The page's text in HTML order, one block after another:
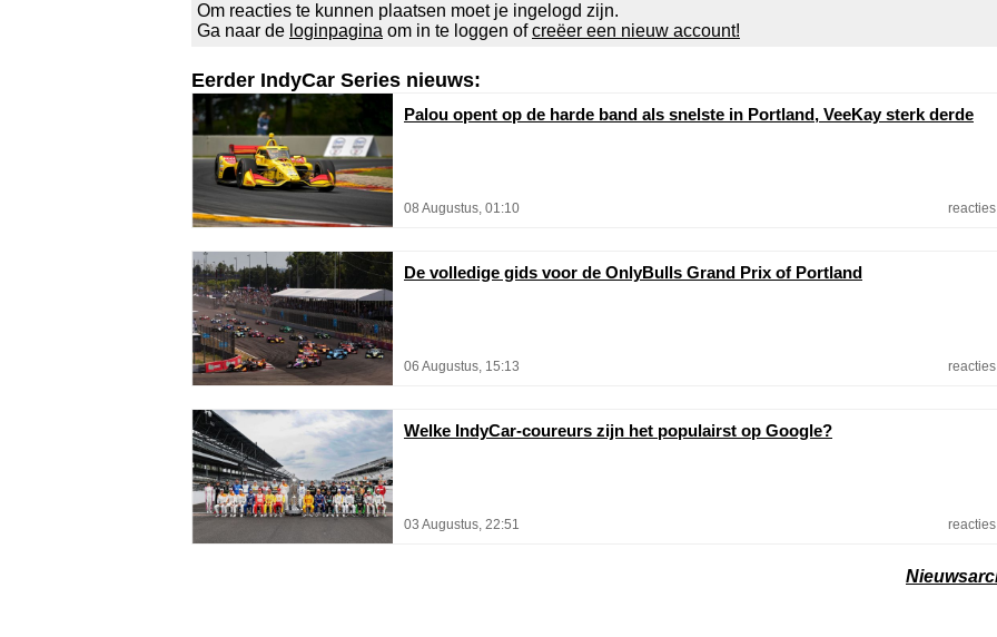
Om reacties te kunnen plaatsen moet je ingelogd zijn.
Ga naar de loginpagina om in te loggen ofcreëer een nieuw account!
Eerder IndyCar Series nieuws:
Palou opent op de harde band als snelste in Portland, VeeKay sterk derde
08 Augustus, 01:10
De volledige gids voor de OnlyBulls Grand Prix of Portland
06 Augustus, 15:13
Welke IndyCar-coureurs zijn het populairst op Google?
03 Augustus, 22:51